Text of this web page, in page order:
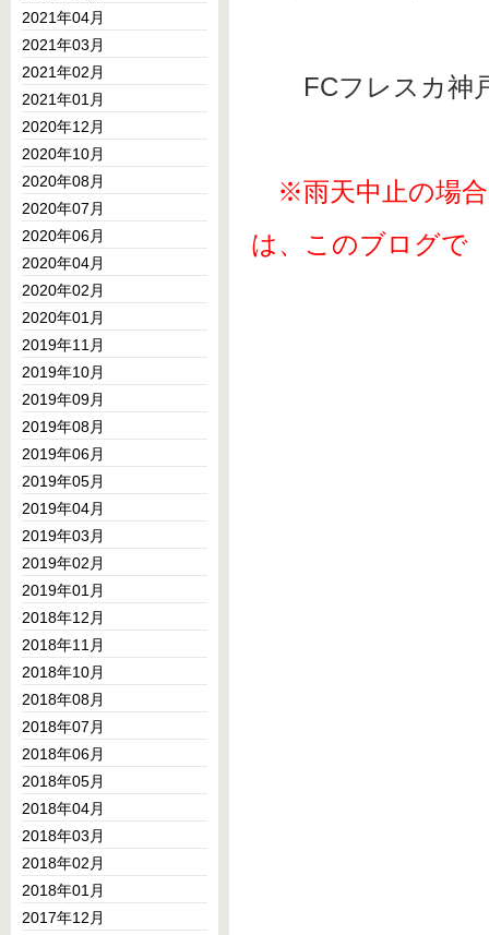
FCフレスカ神
※雨天中止の場
は、このブログで
2021年04月
2021年03月
2021年02月
2021年01月
2020年12月
2020年10月
2020年08月
2020年07月
2020年06月
2020年04月
2020年02月
2020年01月
2019年11月
2019年10月
2019年09月
2019年08月
2019年06月
2019年05月
2019年04月
2019年03月
2019年02月
2019年01月
2018年12月
2018年11月
2018年10月
2018年08月
2018年07月
2018年06月
2018年05月
2018年04月
2018年03月
2018年02月
2018年01月
2017年12月